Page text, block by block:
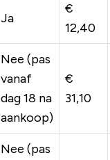
Ja
€
12,40
Nee (pas
vanaf
dag 18 na
aankoop)
€
31,10
Nee (pas